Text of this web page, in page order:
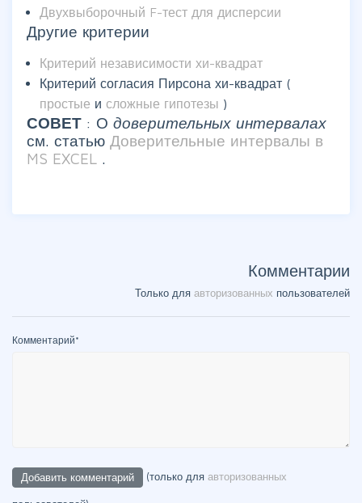
Двухвыборочный F-тест для дисперсии
Другие критерии
Критерий независимости хи-квадрат
Критерий согласия Пирсона хи-квадрат (
простые и сложные гипотезы )
СОВЕТ : О доверительных интервалах
см. статью Доверительные интервалы в
MS EXCEL .
Комментарии
Только для авторизованных пользователей
Комментарий*
(только для авторизованных